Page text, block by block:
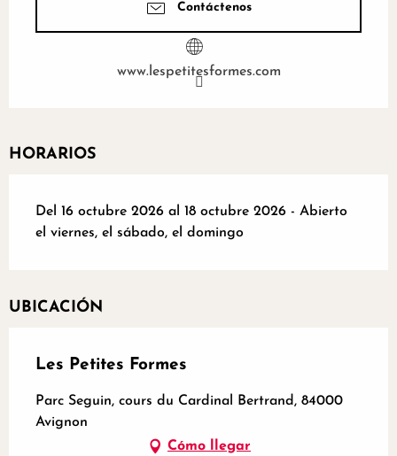
Contáctenos
www.lespetitesformes.com
HORARIOS
Del 16 octubre 2026 al 18 octubre 2026 - Abierto
el viernes, el sábado, el domingo
UBICACIÓN
Les Petites Formes
Parc Seguin, cours du Cardinal Bertrand, 84000
Avignon
Cómo llegar